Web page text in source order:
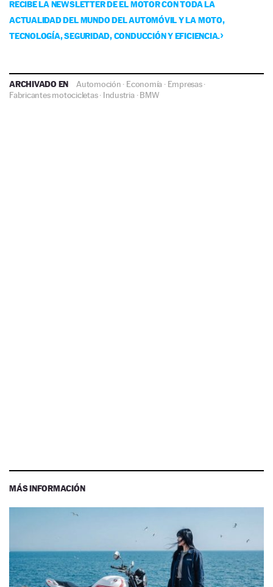
RECIBE LA NEWSLETTER DE EL MOTOR CON TODA LA
ACTUALIDAD DEL MUNDO DEL AUTOMÓVIL Y LA MOTO,
TECNOLOGÍA, SEGURIDAD, CONDUCCIÓN Y EFICIENCIA.
ARCHIVADO EN Automoción · Economía · Empresas·
Fabricantes motocicletas· Industria·BMW
MÁS INFORMACIÓN